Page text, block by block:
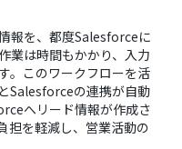
報を、都度Salesforceに
業は時間もかかり、入力
。このワークフローを活
Salesforceの連携が自動
へリード情報が作成さ
担を軽減し、営業活動の